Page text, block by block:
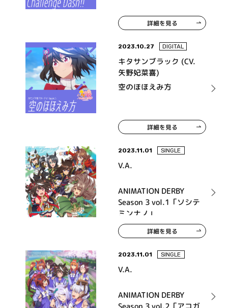
ウカイテイオー (CV.
Machico)、ウオッカ
スカーレット (CV. 木村
千咲)、ゴールドシップ
(CV. 上田 瞳)、メジロマ
ックイーン (CV. 大西沙
織)
詳細を見る
2023.10.27 DIGITAL
キタサンブラック (CV.
矢野妃菜喜)
空のほほえみ方
詳細を見る
2023.11.01 SINGLE
V.A.
ANIMATION DERBY
Season 3 vol.1「ソシテ
ミンナノ」
詳細を見る
2023.11.01 SINGLE
V.A.
ANIMATION DERBY